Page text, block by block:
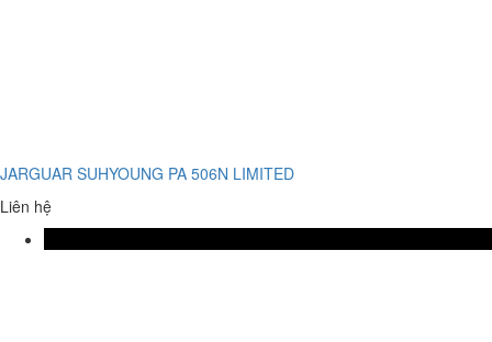
JARGUAR SUHYOUNG PA 506N LIMITED
Liên hệ